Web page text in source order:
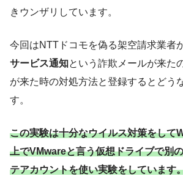
きウンザリしています。
今回はNTTドコモを偽る架空請求業者
サービス通知という詐欺メールが来た
が来た時の対処方法と登録するとどう
す。
この実験は十分なウイルス対策をし
上でVMwareと言う仮想ドライブで別
テアカウントを使い実験をしています